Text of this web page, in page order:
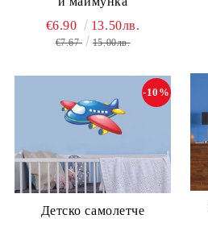
€6.90 13.50лв.
€7.67 15.00лв.
Детско самолетче
-10%